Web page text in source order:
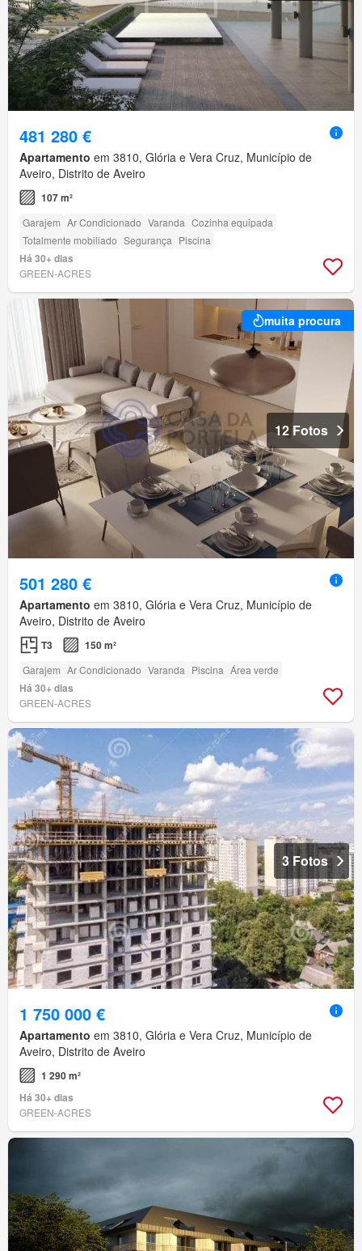
481 280 €
Apartamento em 3810, Glória e Vera Cruz, Município de
Aveiro, Distrito de Aveiro
107 m²
Garajem Ar Condicionado Varanda Cozinha equipada
Totalmente mobiliado Segurança Piscina
Há 30+ dias
GREEN-ACRES
muita procura
12 Fotos
501 280 €
Apartamento em 3810, Glória e Vera Cruz, Município de
Aveiro, Distrito de Aveiro
T3 150 m²
Garajem Ar Condicionado Varanda Piscina Área verde
Há 30+ dias
GREEN-ACRES
3 Fotos
1 750 000 €
Apartamento em 3810, Glória e Vera Cruz, Município de
Aveiro, Distrito de Aveiro
1 290 m²
Há 30+ dias
GREEN-ACRES